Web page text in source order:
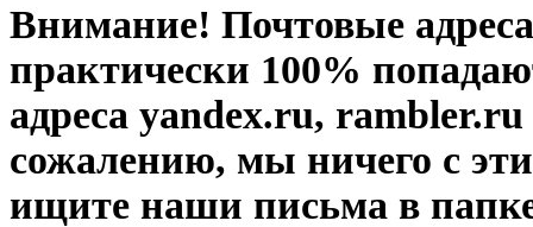
Внимание! Почтовые
практически 100%
адреса yandex.ru,
сожалению, мы ничего с
ищите наши письма в